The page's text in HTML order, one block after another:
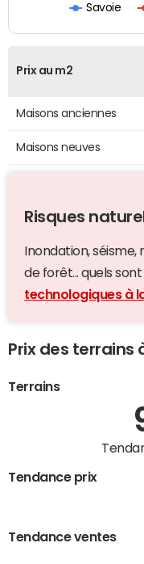
Savoie
Prix au m2
Maisons anciennes
Maisons neuves
Risques
Inondation, séisme,
de forêt... quels sont
technologiques à
Prix des terrains
Terrains
Tendance prix
Tendance ventes